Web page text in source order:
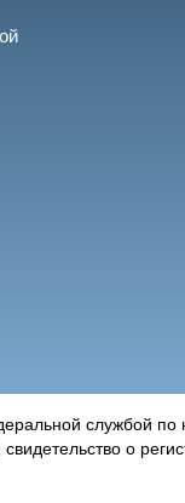
службой по
о